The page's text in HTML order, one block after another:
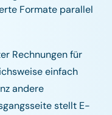
Formate parallel
Rechnungen für
einfach
andere
stellt E-